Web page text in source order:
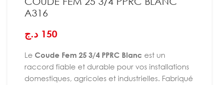
A316
150 د.ج
Le Coude Fem 25 3/4 PPRC Blanc est un
raccord fiable et durable pour vos installations
domestiques, agricoles et industrielles. Fabriqué